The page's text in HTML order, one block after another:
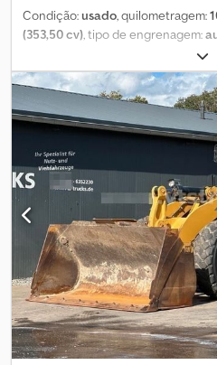
Condição:usado, quilometragem:
(353,50 cv), tipo de engrenagem:
amarelo,
percentagem, configuração de
08/2009, classe de emissão:Euro 3
Equipamento:
ABS,
bloqueio do diferencial,
tração, grua
, = Opções e
Aquecimento de bancos - Caixa de
electrónico do retrovisor Dsdpsxt
assistida - EBS - Lubrificação
Rádio - Vidros eléctricos = Mais
aplicação: Construção Perfil do
de venda: € 129.999, US$ 148.100